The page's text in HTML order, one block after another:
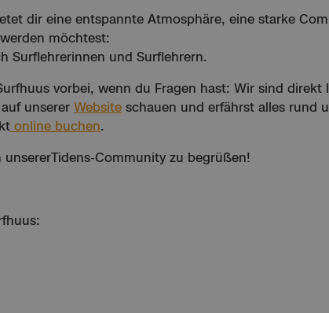
dir eine entspannte Atmosphäre, eine starke
möchtest:
Surflehrerinnen und Surflehrern.
vorbei, wenn du Fragen hast: Wir sind
unserer Website schauen und erfährst alles rund
online buchen.
Community zu begrüßen!